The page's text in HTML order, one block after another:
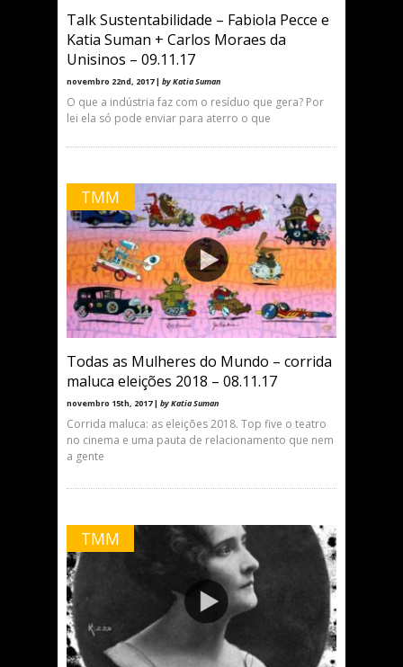
Talk Sustentabilidade – Fabiola Pecce e
Katia Suman + Carlos Moraes da
Unisinos – 09.11.17
novembro 22nd, 2017 | by Katia Suman
O que a indústria faz com o resíduo que gera? Por
lei ela só pode enviar para aterro o que
TMM
Todas as Mulheres do Mundo – corrida
maluca eleições 2018 – 08.11.17
novembro 15th, 2017 | by Katia Suman
Corrida maluca: as eleições 2018. Top five o teatro
no cinema e uma pauta de relacionamento que nem
a gente
TMM